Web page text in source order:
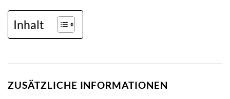
Inhalt
ZUSÄTZLICHE INFORMATIONEN